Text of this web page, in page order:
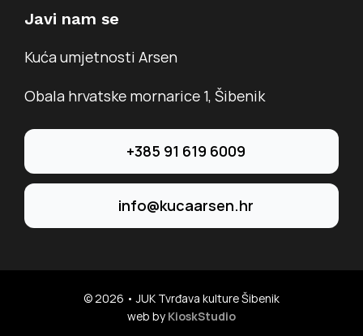
Javi nam se
Kuća umjetnosti Arsen
Obala hrvatske mornarice 1, Šibenik
+385 91 619 6009
info@kucaarsen.hr
© 2026 • JUK Tvrđava kulture Šibenik
web by KioskStudio